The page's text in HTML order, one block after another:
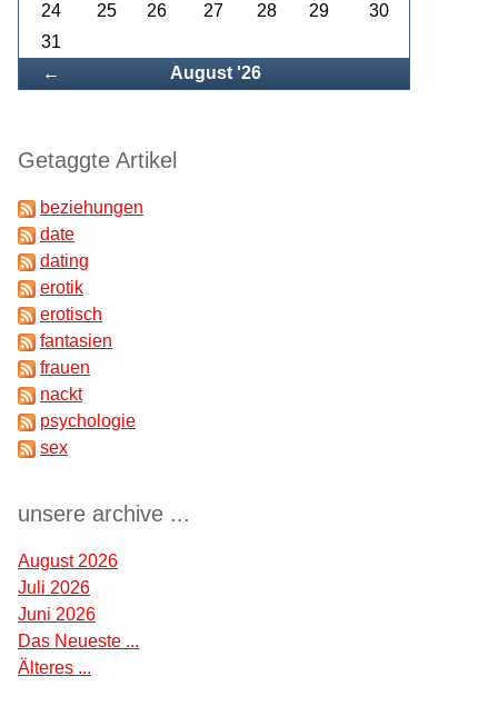
← August '26
24
25 26 27 28 29
30
31
Getaggte Artikel
beziehungen
date
dating
erotik
erotisch
fantasien
frauen
nackt
psychologie
sex
unsere archive ...
August 2026
Juli 2026
Juni 2026
Das Neueste ...
Älteres ...